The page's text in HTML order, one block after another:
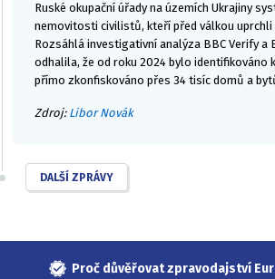
Ruské okupační úřady na územích Ukrajiny
nemovitosti civilistů, kteří před válkou uprchli
Rozsáhlá investigativní analýza BBC Verify a
odhalila, že od roku 2024 bylo identifikováno
přímo zkonfiskováno přes 34 tisíc domů a
Zdroj: Libor Novák
DALŠÍ ZPRÁVY
Proč důvěřovat zpravodajství